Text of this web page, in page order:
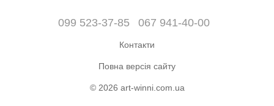
099 523-37-85 067 941-40-00
Контакти
Повна версія сайту
© 2026 art-winni.com.ua